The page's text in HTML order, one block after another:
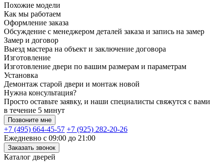
Похожие модели
Как мы работаем
Оформление заказа
Обсуждение с менеджером деталей заказа и запись на замер
Замер и договор
Выезд мастера на объект и заключение договора
Изготовление
Изготовление двери по вашим размерам и параметрам
Установка
Демонтаж старой двери и монтаж новой
Нужна консультация?
Просто оставьте заявку, и наши специалисты свяжутся с вами
в течение 5 минут
Позвоните мне
+7 (495) 664-45-57 +7 (925) 282-20-26
Ежедневно с 09:00 до 21:00
Заказать звонок
Каталог дверей